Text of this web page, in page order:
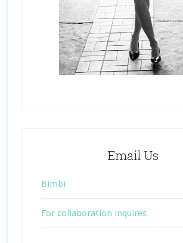
Email Us
Bimbi
For collaboration inquires